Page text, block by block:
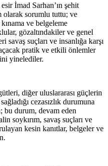
İmad Sarhan’ın şehit
olarak sorumlu tuttu; ve
ve belgeleme
gözaltındakiler ve genel
savaş suçları ve insanlığa karşı
pratik ve etkili önlemler
yinelediler.
diğer uluslararası güçlerin
cezasızlık durumuna
bu durum, devam eden
soykırım, savaş suçları ve
kesin kanıtlar, belgeler ve